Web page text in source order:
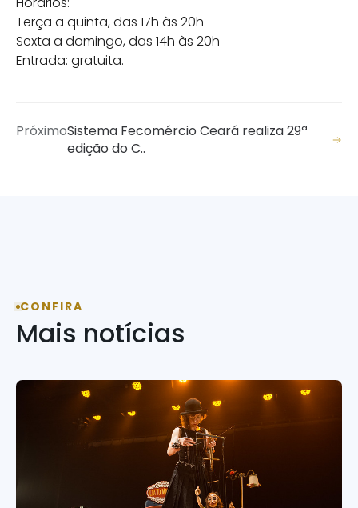
Terça a quinta, das 17h às 20h
Sexta a domingo, das 14h às 20h
Entrada: gratuita.
PróximoSistema Fecomércio Ceará realiza 29ª
edição do C..
CONFIRA
Mais notícias